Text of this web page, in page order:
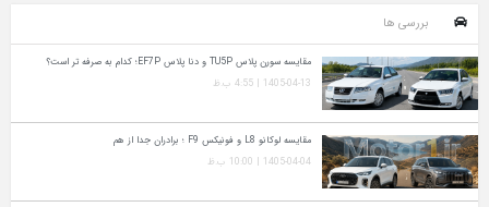
بررسی ها
مقایسه سورن پلاس TU5P و دنا پلاس EF7P؛ کدام به‌ صرفه‌ تر است؟
1405-04-13 | 4:55 ب.ظ
مقایسه لوکانو L8 و فونیکس F9 ؛ برادران جدا از هم
1405-04-04 | 10:00 ب.ظ